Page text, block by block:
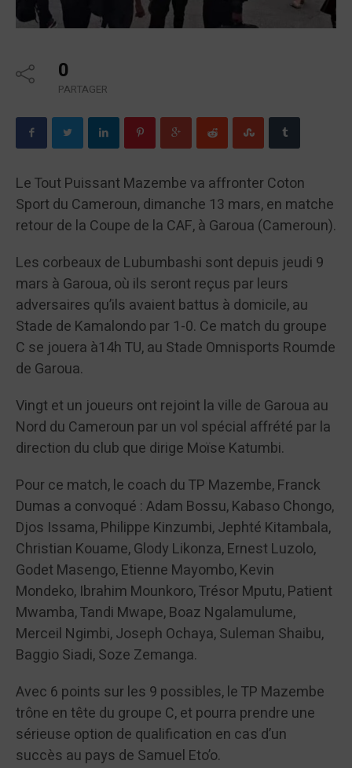
0
PARTAGER
Le Tout Puissant Mazembe va affronter Coton
Sport du Cameroun, dimanche 13 mars, en matche
retour de la Coupe de la CAF, à Garoua (Cameroun).
Les corbeaux de Lubumbashi sont depuis jeudi 9
mars à Garoua, où ils seront reçus par leurs
adversaires qu’ils avaient battus à domicile, au
Stade de Kamalondo par 1-0. Ce match du groupe
C se jouera à14h TU, au Stade Omnisports Roumde
de Garoua.
Vingt et un joueurs ont rejoint la ville de Garoua au
Nord du Cameroun par un vol spécial affrété par la
direction du club que dirige Moïse Katumbi.
Pour ce match, le coach du TP Mazembe, Franck
Dumas a convoqué : Adam Bossu, Kabaso Chongo,
Djos Issama, Philippe Kinzumbi, Jephté Kitambala,
Christian Kouame, Glody Likonza, Ernest Luzolo,
Godet Masengo, Etienne Mayombo, Kevin
Mondeko, Ibrahim Mounkoro, Trésor Mputu, Patient
Mwamba, Tandi Mwape, Boaz Ngalamulume,
Merceil Ngimbi, Joseph Ochaya, Suleman Shaibu,
Baggio Siadi, Soze Zemanga.
Avec 6 points sur les 9 possibles, le TP Mazembe
trône en tête du groupe C, et pourra prendre une
sérieuse option de qualification en cas d’un
succès au pays de Samuel Eto’o.